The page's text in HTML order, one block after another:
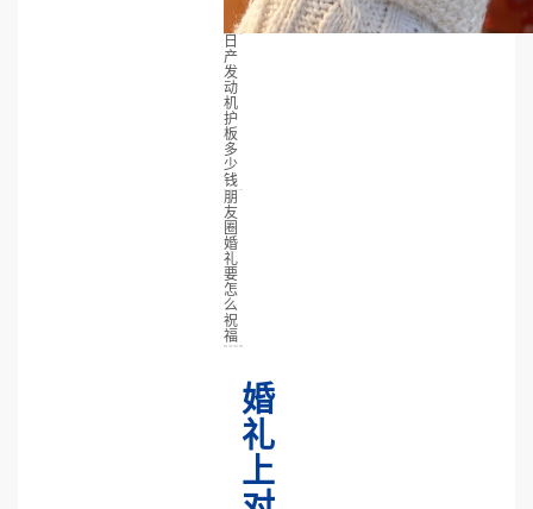
日
产
发
动
机
护
板
多
少
钱
朋
友
圈
婚
礼
要
怎
么
祝
福
婚
礼
上